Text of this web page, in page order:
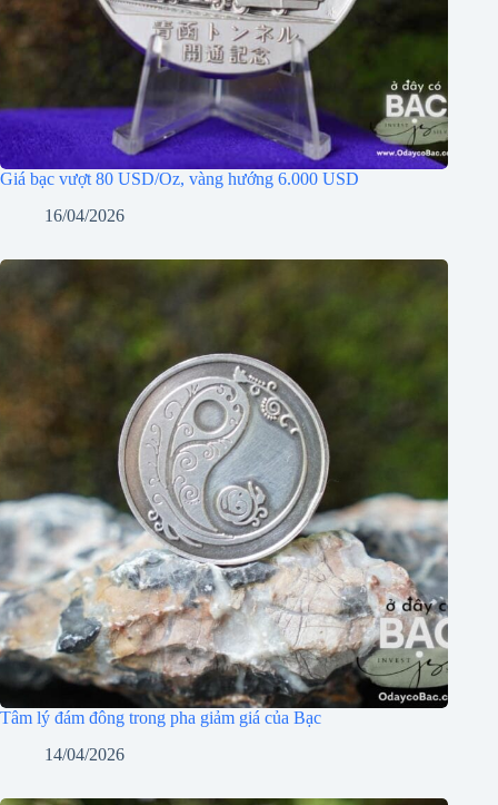
Giá bạc vượt 80 USD/Oz, vàng hướng 6.000 USD
16/04/2026
Tâm lý đám đông trong pha giảm giá của Bạc
14/04/2026